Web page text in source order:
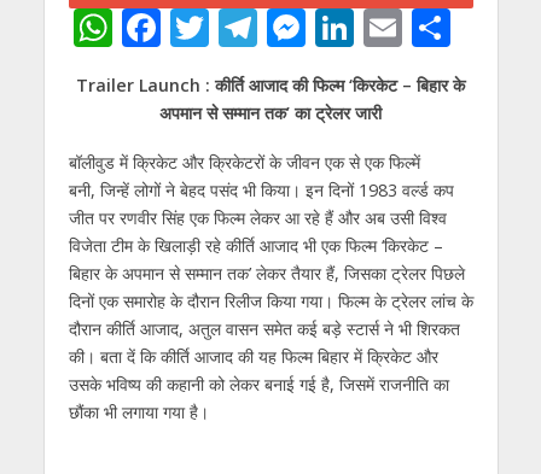
W
h
at
s
A
p
p
F
ac
e
b
o
o
k
T
w
itt
er
T
el
e
gr
a
m
M
e
ss
n
g
er
Li
n
k
e
dI
n
E
m
ai
S
h
ar
Trailer Launch : कीर्ति आजाद की फिल्‍म ‘किरकेट – बिहार के
अपमान से सम्‍मान तक’ का ट्रेलर जारी
बॉलीवुड में क्रिकेट और क्रिकेटरों के जीवन एक से एक फिल्‍में
बनी, जिन्‍हें लोगों ने बेहद पसंद भी किया। इन दिनों 1983 वर्ल्‍ड कप
जीत पर रणवीर सिंह एक फिल्‍म लेकर आ रहे हैं और अब उसी विश्‍व
विजेता टीम के खिलाड़ी रहे कीर्ति आजाद भी एक फिल्‍म ‘किरकेट –
बिहार के अपमान से सम्‍मान तक’ लेकर तैयार हैं, जिसका ट्रेलर पिछले
दिनों एक समारोह के दौरान रिलीज किया गया। फिल्‍म के ट्रेलर लांच के
दौरान कीर्ति आजाद, अतुल वासन समेत कई बड़े स्‍टार्स ने भी शिरकत
की। बता दें कि कीर्ति आजाद की यह फिल्‍म बिहार में क्रिकेट और
उसके भविष्‍य की कहानी को लेकर बनाई गई है, जिसमें राजनीति का
छौंका भी लगाया गया है।